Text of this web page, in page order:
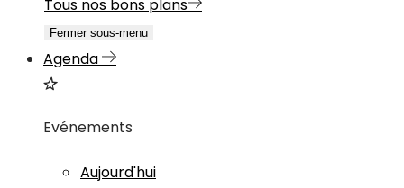
Tous nos bons plans
Fermer sous-menu
Agenda
Evénements
Aujourd'hui